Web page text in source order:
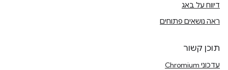
דיווח על באג
ראה נושאים פתוחים
תוכן קשור
עדכוני Chromium